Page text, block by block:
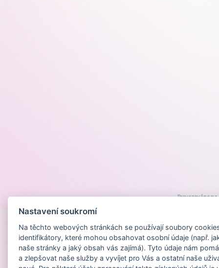
Provozováno
Nastavení soukromí
Na těchto webových stránkách se používají soubory
identifikátory, které mohou obsahovat osobní údaje (např.
naše stránky a jaký obsah vás zajímá). Tyto údaje nám
a zlepšovat naše služby a vyvíjet pro Vás a ostatní naše